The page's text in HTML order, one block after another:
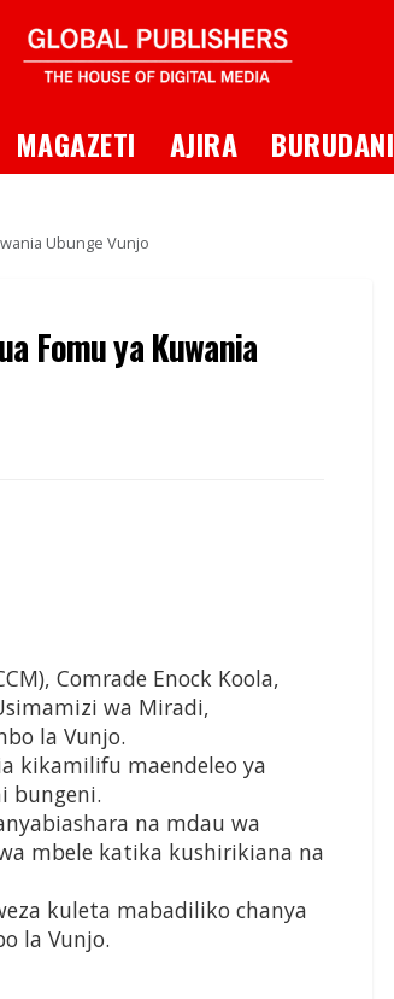
MAGAZETI AJIRA BURUDANI
Ubunge Vunjo
Fomu ya Kuwania
Comrade Enock Koola,
wa Miradi,
la Vunjo.
kikamilifu maendeleo ya
bungeni.
na mdau wa
mbele katika kushirikiana na
kuleta mabadiliko chanya
la Vunjo.